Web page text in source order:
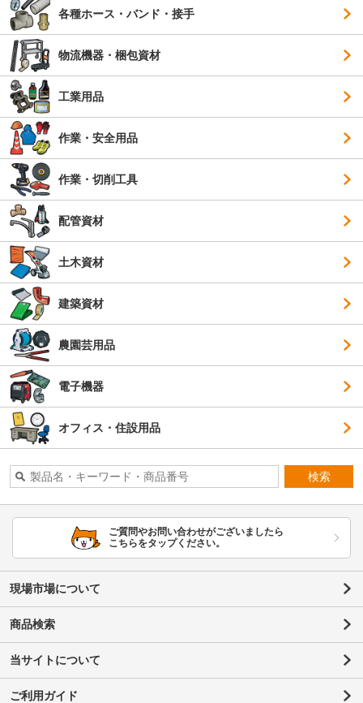
各種ホース・バンド・接手
物流機器・梱包資材
工業用品
作業・安全用品
作業・切削工具
配管資材
土木資材
建築資材
農園芸用品
電子機器
オフィス・住設用品
検索
ご質問やお問い合わせがございましたら
こちらをタップください。
現場市場について
商品検索
当サイトについて
ご利用ガイド